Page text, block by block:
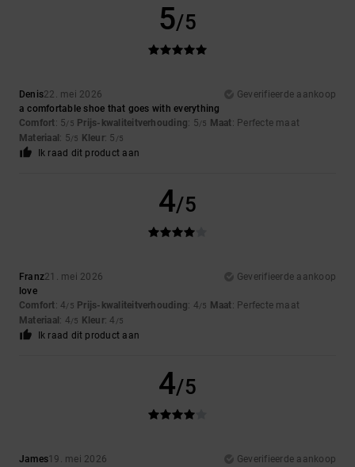
5/5
Denis22. mei 2026
Geverifieerde aankoop
a comfortable shoe that goes with everything
Comfort: 5/5 Prijs-kwaliteitverhouding: 5/5 Maat: Perfecte maat
Materiaal : 5/5 Kleur: 5 /5
Ik raad dit product aan
4/5
Franz21. mei 2026
Geverifieerde aankoop
love
Comfort: 4/5 Prijs-kwaliteitverhouding: 4/5 Maat: Perfecte maat
Materiaal : 4/5 Kleur: 4 /5
Ik raad dit product aan
4/5
James19. mei 2026
Geverifieerde aankoop